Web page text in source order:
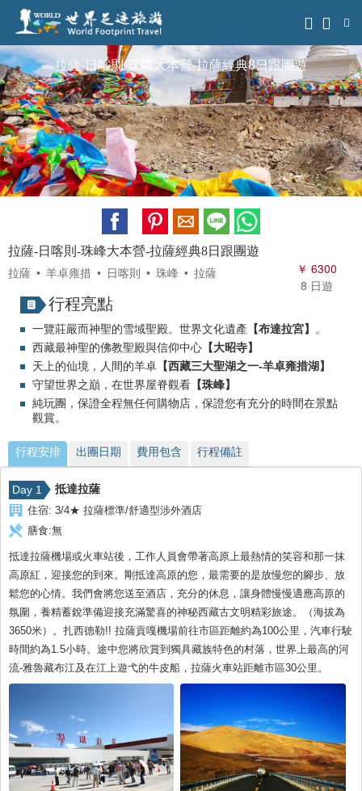
拉薩-日喀則-珠峰大本營-拉薩經典8日跟團遊
拉薩-日喀則-珠峰大本營-拉薩經典8日跟團遊
拉薩 羊卓雍措 日喀則 珠峰 拉薩
8 日遊
￥ 6300
行程亮點
一覽莊嚴而神聖的雪域聖殿。世界文化遺產 【布達拉宮】
。
西藏最神聖的佛教聖殿與信仰中心 【大昭寺】
天上的仙境，人間的羊卓 【西藏三大聖湖之一-羊卓雍措湖】
守望世界之巔，在世界屋脊觀看 【珠峰】
純玩團，保證全程無任何購物店，保證您有充分的時間在景點
觀賞。
行程安排
Day 1 抵達拉薩
住宿: 3/4★ 拉薩標準/舒適型涉外酒店
膳食:無
抵達拉薩機場或火車站後，工作人員會帶著高原上最熱情的笑容和那一抹
高原紅，迎接您的到來。剛抵達高原的您，最需要的是放慢您的腳步、放
鬆您的心情。我們會將您送至酒店，充分的休息，讓身體慢慢適應高原的
氛圍，養精蓄銳準備迎接充滿驚喜的神秘西藏古文明精彩旅途。（海拔為
3650米）。扎西德勒!! 拉薩貢嘎機場前往市區距離約為100公里，汽車行駛
時間約為1.5小時。途中您將欣賞到獨具藏族特色的村落，世界上最高的河
流-雅魯藏布江及在江上遊弋的牛皮船，拉薩火車站距離市區30公里。
出團日期 費用包含 行程備註